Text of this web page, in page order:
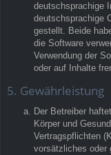
deutschsprachige
deutschsprachige
gestellt. Beide
die Software
Verwendung der
oder auf Inhalte
5. Gewährleistung
Der Betreiber
Körper und
Vertragspflichten
vorsätzliches oder